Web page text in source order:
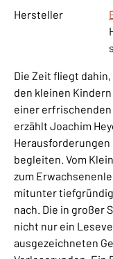
Hersteller
Die Zeit fliegt
den kleinen
einer
erzählt Joachim
Herausforderungen
begleiten. Vom
zum
mitunter
nach. Die in großer
nicht nur ein
ausgezeichneten